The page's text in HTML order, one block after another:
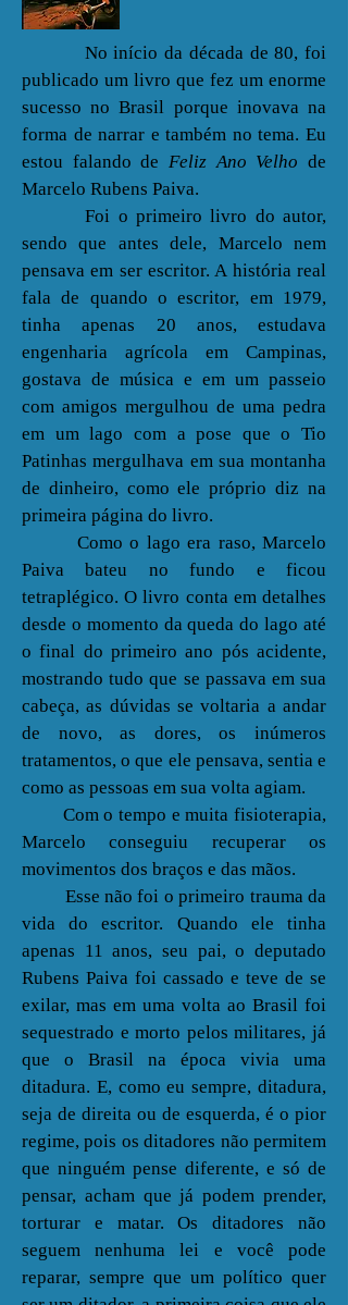
No início da década de 80, foi
publicado um livro que fez um enorme
sucesso no Brasil porque inovava na
forma de narrar e também no tema. Eu
estou falando de Feliz Ano Velho de
Marcelo Rubens Paiva.
Foi o primeiro livro do autor,
sendo que antes dele, Marcelo nem
pensava em ser escritor. A história real
fala de quando o escritor, em 1979,
tinha apenas 20 anos, estudava
engenharia agrícola em Campinas,
gostava de música e em um passeio
com amigos mergulhou de uma pedra
em um lago com a pose que o Tio
Patinhas mergulhava em sua montanha
de dinheiro, como ele próprio diz na
primeira página do livro.
Como o lago era raso, Marcelo
Paiva bateu no fundo e ficou
tetraplégico. O livro conta em detalhes
desde o momento da queda do lago até
o final do primeiro ano pós acidente,
mostrando tudo que se passava em sua
cabeça, as dúvidas se voltaria a andar
de novo, as dores, os inúmeros
tratamentos, o que ele pensava, sentia e
como as pessoas em sua volta agiam.
Com o tempo e muita fisioterapia,
Marcelo conseguiu recuperar os
movimentos dos braços e das mãos.
Esse não foi o primeiro trauma da
vida do escritor. Quando ele tinha
apenas 11 anos, seu pai, o deputado
Rubens Paiva foi cassado e teve de se
exilar, mas em uma volta ao Brasil foi
sequestrado e morto pelos militares, já
que o Brasil na época vivia uma
ditadura. E, como eu sempre, ditadura,
seja de direita ou de esquerda, é o pior
regime, pois os ditadores não permitem
que ninguém pense diferente, e só de
pensar, acham que já podem prender,
torturar e matar. Os ditadores não
seguem nenhuma lei e você pode
reparar, sempre que um político quer